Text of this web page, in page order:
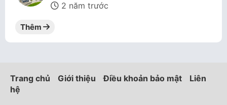
2 năm trước
Thêm
Trang chủ Giới thiệu Điều khoản bảo mật
Liên
hệ